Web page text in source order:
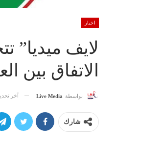
اخبار
لايف
الاتفاق بين
بواسطة Live Media آخر
شارك